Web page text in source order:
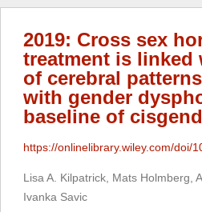
2019: Cross sex
treatment is linked
of cerebral
with gender
baseline of
https://onlinelibrary.wiley.com/doi/
Lisa A. Kilpatrick, Mats Holmberg,
Ivanka Savic